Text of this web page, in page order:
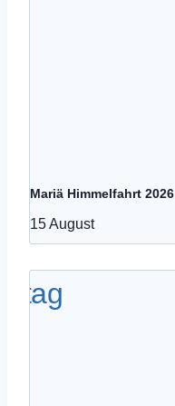
Mariä Himmelfahrt 2026
15 August